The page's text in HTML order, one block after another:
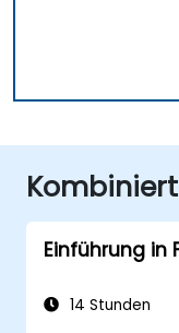
Einführung in
14 Stunden